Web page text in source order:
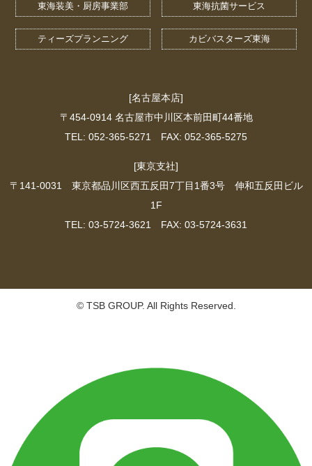
東海装美・厨房事業部 東海抗菌サービス
ティーズプランニング カビバスターズ東海
[名古屋本店]
〒454-0914 名古屋市中川区本前田町44番地
TEL: 052-365-5271 FAX: 052-365-5275
[東京支社]
〒141-0031 東京都品川区西五反田7丁目1番3号 伸和五反田ビル
1F
TEL: 03-5724-3621 FAX: 03-5724-3631
© TSB GROUP. All Rights Reserved.